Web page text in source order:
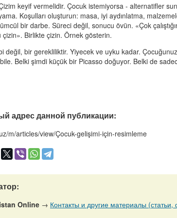
keyif vermelidir. Çocuk istemiyorsa - alternatifler
Koşulları oluşturun: masa, iyi aydınlatma,
bir darbe. Süreci değil, sonucu övün. «Çok
Birlikte çizin. Örnek gösterin.
değil, bir gerekliliktir. Yiyecek ve uyku kadar.
Belki şimdi küçük bir Picasso doğuyor. Belki de
адрес данной публикации:
m/articles/view/Çocuk-gelişimi-için-resimleme
Online → Контакты и другие материалы